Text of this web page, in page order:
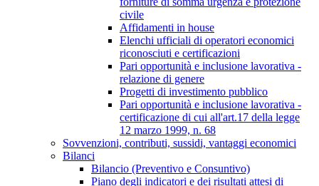
civile
Affidamenti in house
Elenchi ufficiali di operatori economici
riconosciuti e certificazioni
Pari opportunità e inclusione lavorativa -
relazione di genere
Progetti di investimento pubblico
Pari opportunità e inclusione lavorativa -
certificazione di cui all'art.17 della legge
12 marzo 1999, n. 68
Sovvenzioni, contributi, sussidi, vantaggi economici
Bilanci
Bilancio (Preventivo e Consuntivo)
Piano degli indicatori e dei risultati attesi di